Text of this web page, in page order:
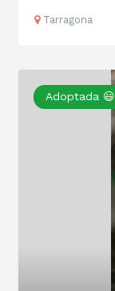
Tarragona
Adoptada 😃